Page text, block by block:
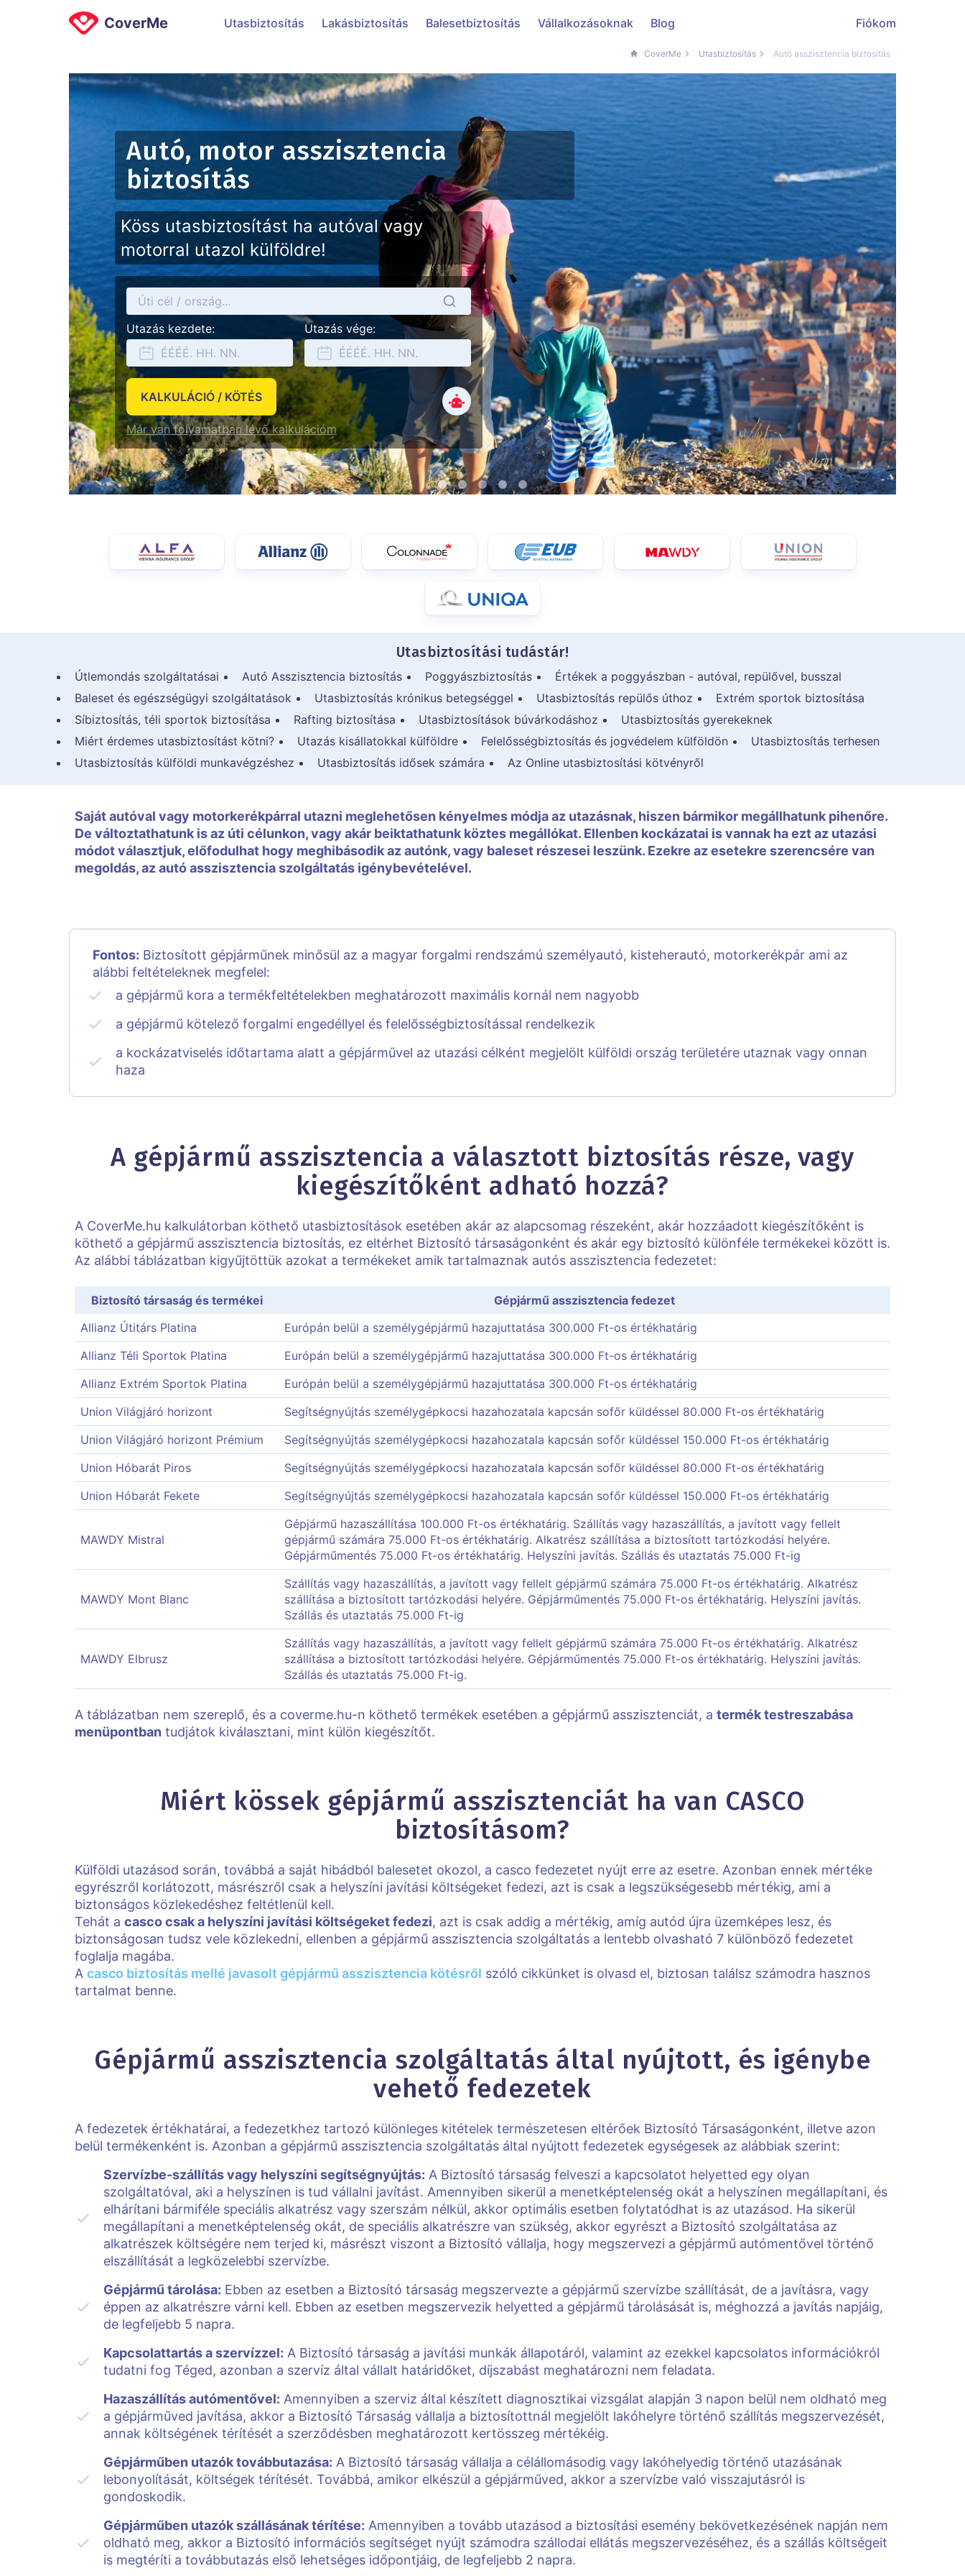
CoverMe Utasbiztosítás Lakásbiztosítás Balesetbiztosítás Vállalkozásoknak Blog Fiókom
CoverMe Utasbiztosítás Autó asszisztencia biztosítás
Autó, motor asszisztencia
biztosítás
Köss utasbiztosítást ha autóval vagy
motorral utazol külföldre!
Utazás kezdete: Utazás vége:
KALKULÁCIÓ / KÖTÉS
Már van folyamatban lévő kalkulációm
Utasbiztosítási tudástár!
Útlemondás szolgáltatásai Autó Asszisztencia biztosítás Poggyászbiztosítás
Értékek a poggyászban - autóval, repülővel, busszal
Baleset és egészségügyi szolgáltatások
Utasbiztosítás krónikus betegséggel Utasbiztosítás repülős úthoz
Extrém sportok biztosítása
Síbiztosítás, téli sportok biztosítása
Rafting biztosítása Utasbiztosítások búvárkodáshoz
Utasbiztosítás gyerekeknek
Miért érdemes utasbiztosítást kötni?
Utazás kisállatokkal külföldre Felelősségbiztosítás és jogvédelem külföldön
Utasbiztosítás terhesen
Utasbiztosítás külföldi munkavégzéshez
Utasbiztosítás idősek számára Az Online utasbiztosítási kötvényről
Saját autóval vagy motorkerékpárral utazni meglehetősen kényelmes módja az utazásnak, hiszen bármikor megállhatunk pihenőre.
De változtathatunk is az úti célunkon, vagy akár beiktathatunk köztes megállókat. Ellenben kockázatai is vannak ha ezt az utazási
módot választjuk, előfodulhat hogy meghibásodik az autónk, vagy baleset részesei leszünk. Ezekre az esetekre szerencsére van
megoldás, az autó asszisztencia szolgáltatás igénybevételével.
Fontos: Biztosított gépjárműnek minősül az a magyar forgalmi rendszámú személyautó, kisteherautó, motorkerékpár ami az
alábbi feltételeknek megfelel:
a gépjármű kora a termékfeltételekben meghatározott maximális kornál nem nagyobb
a gépjármű kötelező forgalmi engedéllyel és felelősségbiztosítással rendelkezik
a kockázatviselés időtartama alatt a gépjárművel az utazási célként megjelölt külföldi ország területére utaznak vagy onnan
haza
A gépjármű asszisztencia a választott biztosítás része, vagy
kiegészítőként adható hozzá?
A CoverMe.hu kalkulátorban köthető utasbiztosítások esetében akár az alapcsomag részeként, akár hozzáadott kiegészítőként is
köthető a gépjármű asszisztencia biztosítás, ez eltérhet Biztosító társaságonként és akár egy biztosító különféle termékekei között is.
Az alábbi táblázatban kigyűjtöttük azokat a termékeket amik tartalmaznak autós asszisztencia fedezetet:
Biztosító társaság és termékei
Gépjármű asszisztencia fedezet
Allianz Útitárs Platina
Európán belül a személygépjármű hazajuttatása 300.000 Ft-os értékhatárig
Allianz Téli Sportok Platina
Európán belül a személygépjármű hazajuttatása 300.000 Ft-os értékhatárig
Allianz Extrém Sportok Platina
Európán belül a személygépjármű hazajuttatása 300.000 Ft-os értékhatárig
Union Világjáró horizont
Segítségnyújtás személygépkocsi hazahozatala kapcsán sofőr küldéssel 80.000 Ft-os értékhatárig
Union Világjáró horizont Prémium
Segítségnyújtás személygépkocsi hazahozatala kapcsán sofőr küldéssel 150.000 Ft-os értékhatárig
Union Hóbarát Piros
Segítségnyújtás személygépkocsi hazahozatala kapcsán sofőr küldéssel 80.000 Ft-os értékhatárig
Union Hóbarát Fekete
Segítségnyújtás személygépkocsi hazahozatala kapcsán sofőr küldéssel 150.000 Ft-os értékhatárig
MAWDY Mistral
Gépjármű hazaszállítása 100.000 Ft-os értékhatárig. Szállítás vagy hazaszállítás, a javított vagy fellelt
gépjármű számára 75.000 Ft-os értékhatárig. Alkatrész szállítása a biztosított tartózkodási helyére.
Gépjárműmentés 75.000 Ft-os értékhatárig. Helyszíni javítás. Szállás és utaztatás 75.000 Ft-ig
MAWDY Mont Blanc
Szállítás vagy hazaszállítás, a javított vagy fellelt gépjármű számára 75.000 Ft-os értékhatárig. Alkatrész
szállítása a biztosított tartózkodási helyére. Gépjárműmentés 75.000 Ft-os értékhatárig. Helyszíni javítás.
Szállás és utaztatás 75.000 Ft-ig
MAWDY Elbrusz
Szállítás vagy hazaszállítás, a javított vagy fellelt gépjármű számára 75.000 Ft-os értékhatárig. Alkatrész
szállítása a biztosított tartózkodási helyére. Gépjárműmentés 75.000 Ft-os értékhatárig. Helyszíni javítás.
Szállás és utaztatás 75.000 Ft-ig.
A táblázatban nem szereplő, és a coverme.hu-n köthető termékek esetében a gépjármű asszisztenciát, a termék testreszabása
menüpontban tudjátok kiválasztani, mint külön kiegészítőt.
Miért kössek gépjármű asszisztenciát ha van CASCO
biztosításom?
Külföldi utazásod során, továbbá a saját hibádból balesetet okozol, a casco fedezetet nyújt erre az esetre. Azonban ennek mértéke
egyrészről korlátozott, másrészről csak a helyszíni javítási költségeket fedezi, azt is csak a legszükségesebb mértékig, ami a
biztonságos közlekedéshez feltétlenül kell.
Tehát a casco csak a helyszíni javítási költségeket fedezi, azt is csak addig a mértékig, amíg autód újra üzemképes lesz, és
biztonságosan tudsz vele közlekedni, ellenben a gépjármű asszisztencia szolgáltatás a lentebb olvasható 7 különböző fedezetet
foglalja magába.
A casco biztosítás mellé javasolt gépjármű asszisztencia kötésről szóló cikkünket is olvasd el, biztosan találsz számodra hasznos
tartalmat benne.
Gépjármű asszisztencia szolgáltatás által nyújtott, és igénybe
vehető fedezetek
A fedezetek értékhatárai, a fedezetkhez tartozó különleges kitételek természetesen eltérőek Biztosító Társaságonként, illetve azon
belül termékenként is. Azonban a gépjármű asszisztencia szolgáltatás által nyújtott fedezetek egységesek az alábbiak szerint:
Szervízbe-szállítás vagy helyszíni segítségnyújtás: A Biztosító társaság felveszi a kapcsolatot helyetted egy olyan
szolgáltatóval, aki a helyszínen is tud vállalni javítást. Amennyiben sikerül a menetképtelenség okát a helyszínen megállapítani, és
elhárítani bármiféle speciális alkatrész vagy szerszám nélkül, akkor optimális esetben folytatódhat is az utazásod. Ha sikerül
megállapítani a menetképtelenség okát, de speciális alkatrészre van szükség, akkor egyrészt a Biztosító szolgáltatása az
alkatrészek költségére nem terjed ki, másrészt viszont a Biztosító vállalja, hogy megszervezi a gépjármű autómentővel történő
elszállítását a legközelebbi szervízbe.
Gépjármű tárolása: Ebben az esetben a Biztosító társaság megszervezte a gépjármű szervízbe szállítását, de a javításra, vagy
éppen az alkatrészre várni kell. Ebben az esetben megszervezik helyetted a gépjármű tárolásását is, méghozzá a javítás napjáig,
de legfeljebb 5 napra.
Kapcsolattartás a szervízzel: A Biztosító társaság a javítási munkák állapotáról, valamint az ezekkel kapcsolatos információkról
tudatni fog Téged, azonban a szervíz által vállalt határidőket, díjszabást meghatározni nem feladata.
Hazaszállítás autómentővel: Amennyiben a szerviz által készített diagnosztikai vizsgálat alapján 3 napon belül nem oldható meg
a gépjárműved javítása, akkor a Biztosító Társaság vállalja a biztosítottnál megjelölt lakóhelyre történő szállítás megszervezését,
annak költségének térítését a szerződésben meghatározott kertösszeg mértékéig.
Gépjárműben utazók továbbutazása: A Biztosító társaság vállalja a célállomásodig vagy lakóhelyedig történő utazásának
lebonyolítását, költségek térítését. Továbbá, amikor elkészül a gépjárműved, akkor a szervízbe való visszajutásról is
gondoskodik.
Gépjárműben utazók szállásának térítése: Amennyiben a tovább utazásod a biztosítási esemény bekövetkezésének napján nem
oldható meg, akkor a Biztosító információs segítséget nyújt számodra szállodai ellátás megszervezéséhez, és a szállás költségeit
is megtéríti a továbbutazás első lehetséges időpontjáig, de legfeljebb 2 napra.